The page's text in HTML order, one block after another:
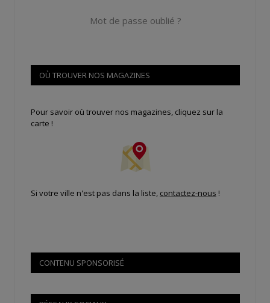
Mot de passe oublié ?
OÙ TROUVER NOS MAGAZINES
Pour savoir où trouver nos magazines, cliquez sur la
carte !
Si votre ville n'est pas dans la liste, contactez-nous !
CONTENU SPONSORISÉ